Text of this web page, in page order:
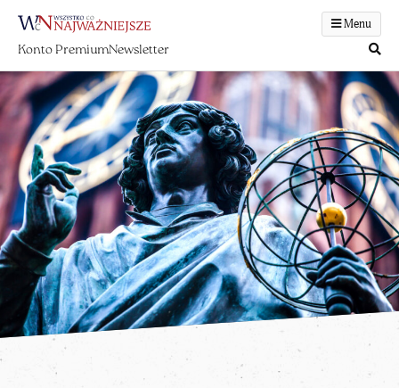
Menu
Konto PremiumNewsletter